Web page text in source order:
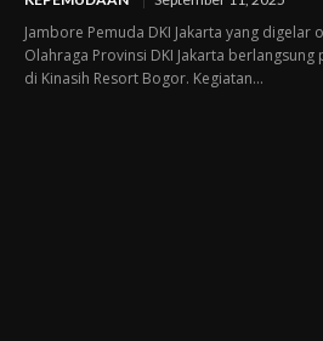
Jambore Pemuda DKI Jakarta yang digelar
Olahraga Provinsi DKI Jakarta
di Kinasih Resort Bogor. Kegiatan...